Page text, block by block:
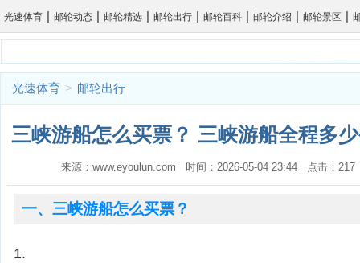
光速体育 | 邮轮动态 | 邮轮精选 | 邮轮出行 | 邮轮百科 | 邮轮介绍 | 邮轮景区 |
光速体育 > 邮轮出行
三峡游船怎么买票？ 三峡游船全程多
来源：www.eyoulun.com 时间：2026-05-04 23:44 点击：
一、三峡游船怎么买票？
1.